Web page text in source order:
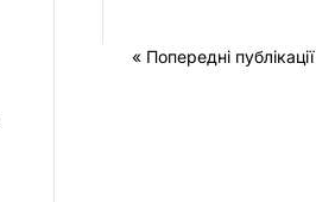
« Попередні публікації